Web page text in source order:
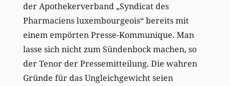
der Apothekerverband „Syndicat des
Pharmaciens luxembourgeois“ bereits mit
einem empörten Presse-Kommunique. Man
lasse sich nicht zum Sündenbock machen, so
der Tenor der Pressemitteilung. Die wahren
Gründe für das Ungleichgewicht seien